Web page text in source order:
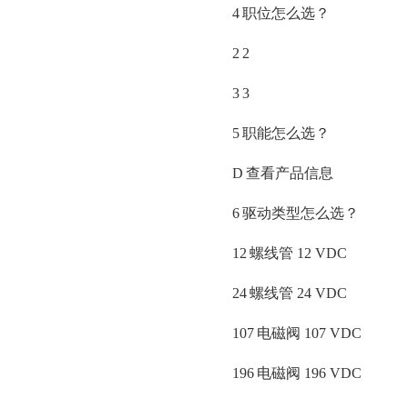
4职位怎么选？
2 2
33
5职能怎么选？
D 查看产品信息
6驱动类型怎么选？
12 螺线管 12 VDC
24螺线管 24 VDC
107 电磁阀 107 VDC
196 电磁阀 196 VDC